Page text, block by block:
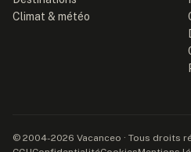
Climat & météo
© 2004-2026 Vacanceo · Tous droits